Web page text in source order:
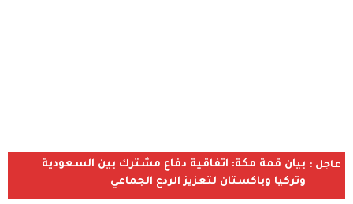
عاجل : بيان قمة مكة: اتفاقية دفاع مشترك بين السعودية
وتركيا وباكستان لتعزيز الردع الجماعي